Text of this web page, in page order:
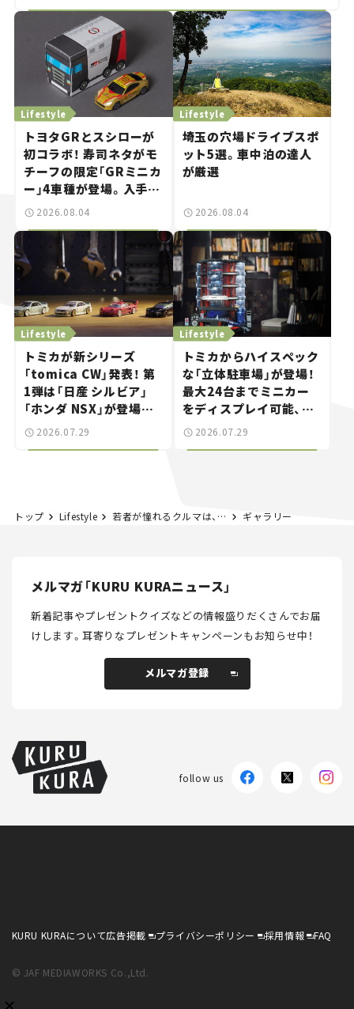
トヨタGRとスシローが
初コラボ！ 寿司ネタがモ
チーフの限定「GRミニカ
ー」4車種が登場。入手方
法は？【クルマとホビー】
Lifestyle
2026.08.04
埼玉の穴場ドライブスポ
ット5選。車中泊の達人
が厳選
Lifestyle
2026.08.04
トミカが新シリーズ
「tomica CW」発表！ 第
1弾は「日産 シルビア」
「ホンダ NSX」が登場。
世界が注目す
Lifestyle
2026.07.29
トミカからハイスペック
な「立体駐車場」が登場！
最大24台までミニカー
をディスプレイ可能、特
別な「日産 GT-R
Lifestyle
2026.07.29
トップ Lifestyle 若者が憧れるクルマは、実はあのブランドだった!? KINTO取材で分かった意外な調査結果とは？（後編）【特集：若者のクルマと恋愛事情】 ギャラリー
メルマガ「KURU KURAニュース」
新着記事やプレゼントクイズなどの情報盛りだくさんでお届
けします。耳寄りなプレゼントキャンペーンもお知らせ中！
メルマガ登録
follow us
KURU KURAについて広告掲載 プライバシーポリシー 採用情報 FAQ
© JAF MEDIAWORKS Co.,Ltd.